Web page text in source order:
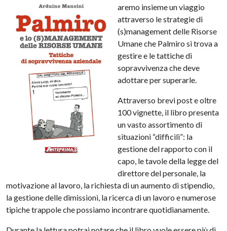
aremo insieme un viaggio
attraverso le strategie di
(s)management delle Risorse
Umane che Palmiro si trova a
gestire e le tattiche di
sopravvivenza che deve
adottare per superarle.
Attraverso brevi post e oltre
100 vignette, il libro presenta
un vasto assortimento di
situazioni “difficili”: la
gestione del rapporto con il
capo, le tavole della legge del
direttore del personale, la
motivazione al lavoro, la richiesta di un aumento di stipendio,
la gestione delle dimissioni, la ricerca di un lavoro e numerose
tipiche trappole che possiamo incontrare quotidianamente.